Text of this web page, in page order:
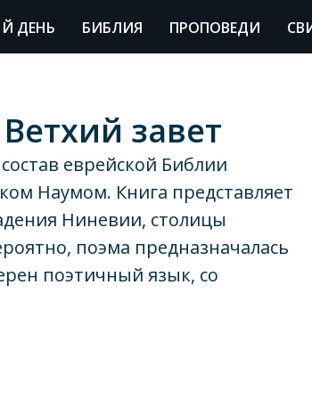
ДЕНЬ БИБЛИЯ ПРОПОВЕДИ
завет
еврейской Библии
Наумом. Книга представляет
Ниневии, столицы
поэма предназначалась
поэтичный язык, со